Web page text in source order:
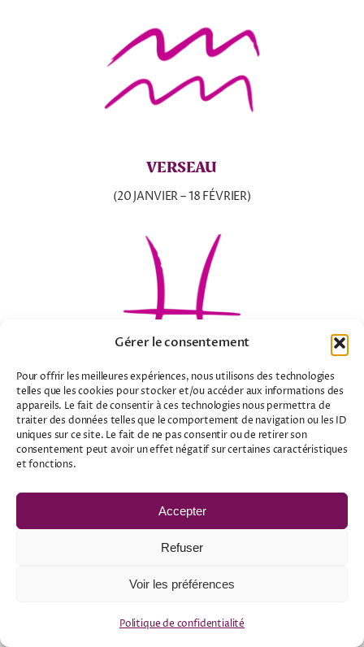
Gérer le consentement
Pour offrir les meilleures expériences, nous utilisons des technologies
telles que les cookies pour stocker et/ou accéder aux informations des
appareils. Le fait de consentir à ces technologies nous permettra de
traiter des données telles que le comportement de navigation ou les ID
uniques sur ce site. Le fait de ne pas consentir ou de retirer son
consentement peut avoir un effet négatif sur certaines caractéristiques
et fonctions.
Accepter
Refuser
Voir les préférences
Politique de confidentialité
VERSEAU
(20 JANVIER – 18 FÉVRIER)
POISSONS
(20 FÉVRIER – 20 MARS)